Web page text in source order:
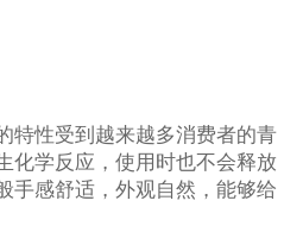
特性受到越来越多消费者的青
化学反应，使用时也不会释放
手感舒适，外观自然，能够给